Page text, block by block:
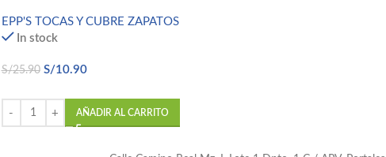
EPP'S TOCAS Y CUBRE ZAPATOS
In stock
S/25.90 S/10.90
AÑADIR AL CARRITO